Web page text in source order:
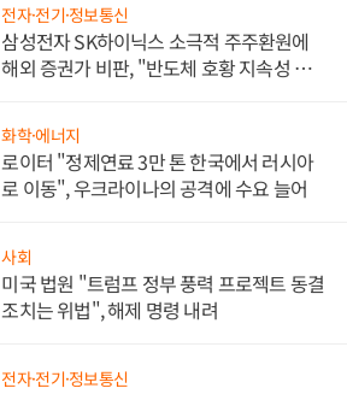
전자·전기·정보통신
삼성전자 SK하이닉스 소극적 주주환원에
해외 증권가 비판, "반도체 호황 지속성 의
화학·에너지
로이터 "정제연료 3만 톤 한국에서 러시아
로 이동", 우크라이나의 공격에 수요 늘어
사회
미국 법원 "트럼프 정부 풍력 프로젝트 동결
조치는 위법", 해제 명령 내려
전자·전기·정보통신